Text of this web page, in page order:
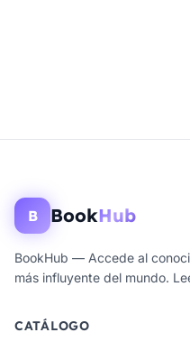
B BookHub
BookHub — Accede al
más influyente del mundo.
CATÁLOGO